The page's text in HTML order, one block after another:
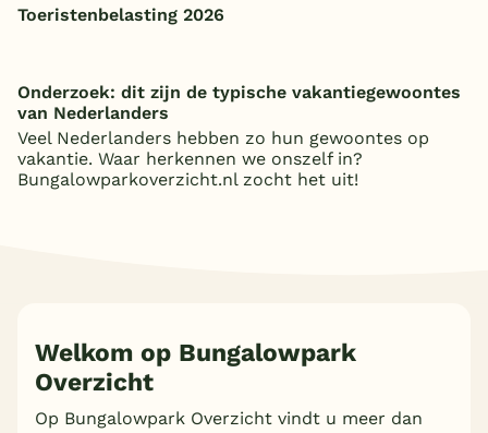
Toeristenbelasting 2026
Onderzoek: dit zijn de typische vakantiegewoontes
van Nederlanders
Veel Nederlanders hebben zo hun gewoontes op
vakantie. Waar herkennen we onszelf in?
Bungalowparkoverzicht.nl zocht het uit!
Welkom op Bungalowpark
Overzicht
Op Bungalowpark Overzicht vindt u meer dan